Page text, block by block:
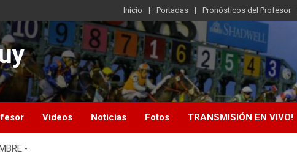
Inicio Portadas Pronósticos del Profesor
Videos Noticias Fotos TRANSMISIÓN EN VIVO!